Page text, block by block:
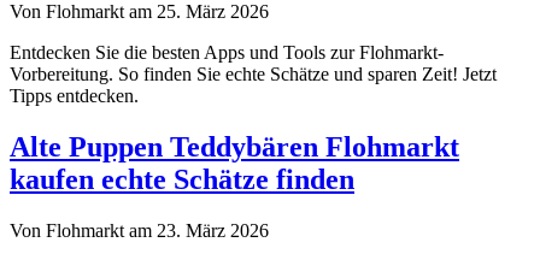
Von Flohmarkt am 25. März 2026
Entdecken Sie die besten Apps und Tools zur Flohmarkt-
Vorbereitung. So finden Sie echte Schätze und sparen Zeit! Jetzt
Tipps entdecken.
Alte Puppen Teddybären Flohmarkt
kaufen echte Schätze finden
Von Flohmarkt am 23. März 2026